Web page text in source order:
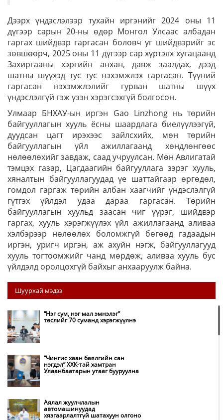
Дээрх үндэслэлээр тухайн иргэнийг 2024 оны 11
дүгээр сарын 20-ны өдөр Монгол Улсаас албадан
гаргах шийдвэр гаргасан боловч уг шийдвэрийг эс
зөвшөөрч, 2025 оны 11 дүгээр сар хүртэлх хугацаанд
Захиргааны хэргийн анхан, давж заалдах, дээд
шатны шүүхэд тус тус нэхэмжлэх гаргасан. Түүний
гаргасан нэхэмжлэлийг гурван шатны шүүх
үндэслэлгүй гэж үзэн хэрэгсэхгүй болгосон.
Улмаар БНХАУ-ын иргэн Gao Linzhong нь төрийн
байгууллагын хууль ёсны шаардлага биелүүлээгүй,
дуудсан цагт ирэхээс зайлсхийх, мөн төрийн
байгууллагын үйл ажиллагаанд хөндлөнгөөс
нөлөөлөхийг завдаж, саад учруулсан. Мөн Авлигатай
тэмцэх газар, Цагдаагийн байгууллага зэрэг хууль,
хяналтын байгууллагуудад үе шаттайгаар өргөдөл,
гомдол гаргаж төрийн албан хаагчийг үндэслэлгүй
гүтгэх үйлдэл удаа дараа гаргасан. Төрийн
байгууллагын хуульд заасан чиг үүрэг, шийдвэр
гаргах, хууль хэрэгжүүлэх үйл ажиллагаанд аливаа
хэлбэрээр нөлөөлөх боломжгүй бөгөөд гадаадын
иргэн, уригч иргэн, аж ахуйн нэгж, байгууллагууд
хууль тогтоомжийг чанд мөрдөж, аливаа хууль бус
үйлдэлд оролцохгүй байхыг анхааруулж байна.
Шуурхай мэдээ
“Нэг сум, нэг мал эмнэлэг”
төслийг 70 суманд хэрэгжүүлнэ
“Чингис хаан баялгийн сан
нэгдэл” ХХК-тай хамтран
Улаанбаатарын утааг бууруулна
Аялал жуулчлалын
автомашинуудад
хязгаарлалтгүй шатахуун олгоно